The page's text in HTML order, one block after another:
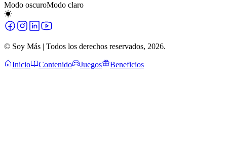
Modo oscuroModo claro
© Soy Más | Todos los derechos reservados, 2026.
Inicio Contenido Juegos Beneficios